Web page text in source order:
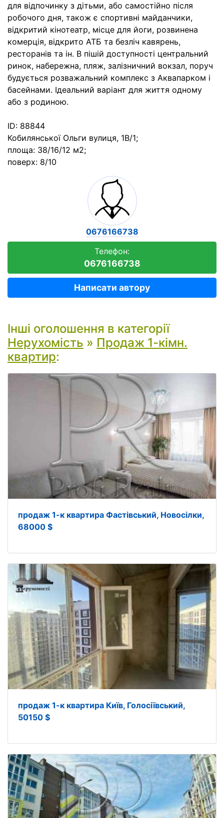
для відпочинку з дітьми, або самостійно після
робочого дня, також є спортивні майданчики,
відкритий кінотеатр, місце для йоги, розвинена
комерція, відкрито АТБ та безліч кавярень,
ресторанів та ін. В пішій доступності центральний
ринок, набережна, пляж, залізничний вокзал, поруч
будується розважальний комплекс з Аквапарком і
басейнами. Ідеальний варіант для життя одному
або з родиною.
ID: 88844
Кобилянської Ольги вулиця, 1В/1;
площа: 38/16/12 м2;
поверх: 8/10
0676166738
Телефон:
0676166738
Написати автору
Інші оголошення в категорії
Нерухомість » Продаж 1-кімн.
квартир:
продаж 1-к квартира Фастівський, Новосілки,
68000 $
продаж 1-к квартира Київ, Голосіївський,
50150 $